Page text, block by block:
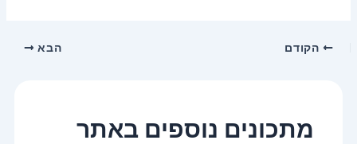
הקודם הבא
מתכונים נוספים באתר